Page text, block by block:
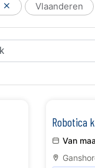
Vlaanderen
Robotica
Van